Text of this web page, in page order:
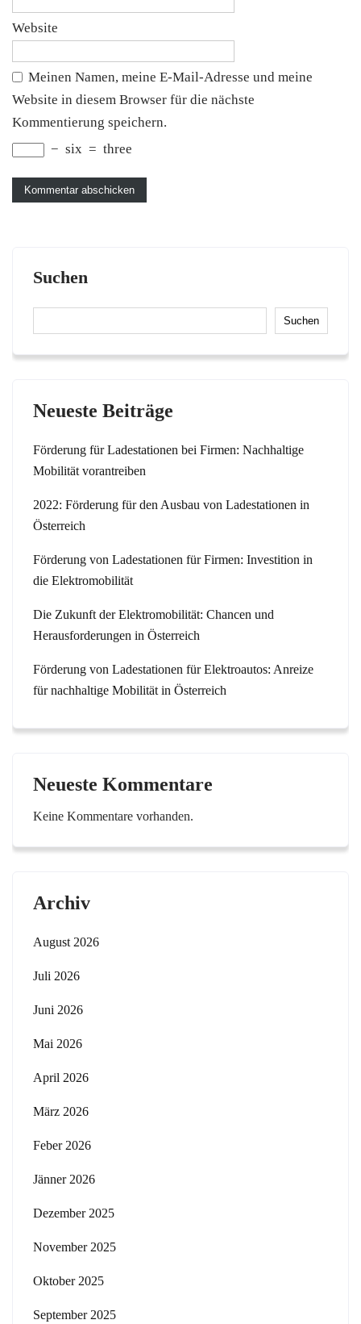
Website
Meinen Namen, meine E-Mail-Adresse und meine
Website in diesem Browser für die nächste
Kommentierung speichern.
− six = three
Suchen
Suchen
Neueste Beiträge
Förderung für Ladestationen bei Firmen: Nachhaltige
Mobilität vorantreiben
2022: Förderung für den Ausbau von Ladestationen in
Österreich
Förderung von Ladestationen für Firmen: Investition in
die Elektromobilität
Die Zukunft der Elektromobilität: Chancen und
Herausforderungen in Österreich
Förderung von Ladestationen für Elektroautos: Anreize
für nachhaltige Mobilität in Österreich
Neueste Kommentare
Keine Kommentare vorhanden.
Archiv
August 2026
Juli 2026
Juni 2026
Mai 2026
April 2026
März 2026
Feber 2026
Jänner 2026
Dezember 2025
November 2025
Oktober 2025
September 2025